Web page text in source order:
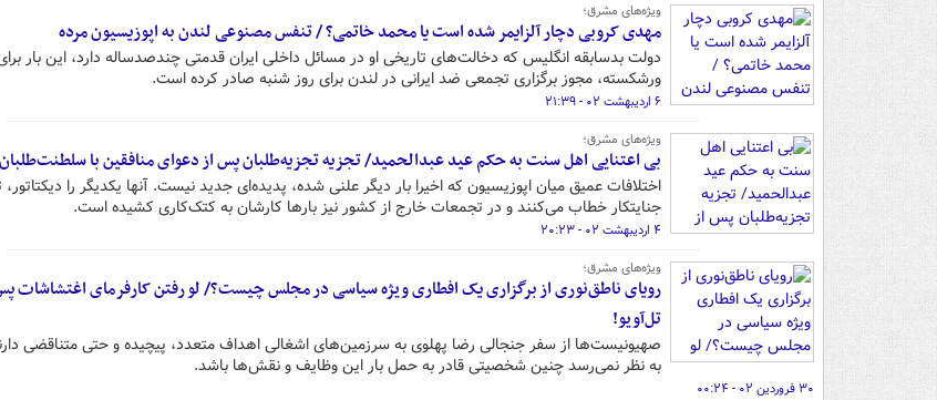
ویژه‌های مشرق؛
مهدی کروبی دچار آلزایمر شده است یا محمد خاتمی؟ / تنفس مصنوعی لندن به اپوزیسیون مرده
دولت بدسابقه انگلیس که دخالت‌های تاریخی او در مسائل داخلی ایران قدمتی چندصدساله دارد، این بار
ورشکسته، مجوز برگزاری تجمعی ضد ایرانی در لندن برای روز شنبه صادر کرده است.
۶ اردیبهشت ۰۲ - ۲۱:۳۹
ویژه‌های مشرق؛
بی اعتنایی اهل سنت به حکم عید عبدالحمید/ تجزیه تجزیه‌طلبان پس از دعوای منافقین با سلطنت‌طلبان
اختلافات عمیق میان اپوزیسیون که اخیرا بار دیگر علنی شده، پدیده‌ای جدید نیست. آنها یکدیگر را
جنایتکار خطاب می‌کنند و در تجمعات خارج از کشور نیز بارها کارشان به کتک‌کاری کشیده است.
۴ اردیبهشت ۰۲ - ۲۰:۲۳
ویژه‌های مشرق؛
رویای ناطق‌نوری از برگزاری یک افطاری ویژه سیاسی در مجلس چیست؟/ لو رفتن کارفرمای اغتشاشات
تل‌آویو!
صهیونیست‌ها از سفر جنجالی رضا پهلوی به سرزمین‌های اشغالی اهداف متعدد، پیچیده و حتی متناقضی
به نظر نمی‌رسد چنین شخصیتی قادر به حمل بار این وظایف و نقش‌ها باشد.
۳۰ فروردین ۰۲ - ۰۰:۲۴